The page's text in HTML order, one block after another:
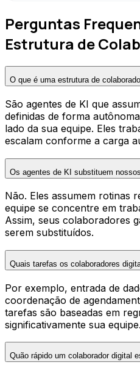
Perguntas
Estrutura de
O que é uma estrutura de
São agentes de KI que
definidas de forma
lado da sua equipe. Eles
escalam conforme a carga
Os agentes de KI substituem
Não. Eles assumem rotinas
equipe se concentre em
Assim, seus colaboradores
serem substituídos.
Quais tarefas os colaboradores
Por exemplo, entrada de
coordenação de
tarefas são baseadas em
significativamente sua equipe.
Quão rápido um colaborador digital